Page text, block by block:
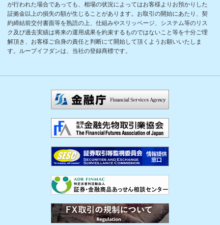
が行われた場合であっても、相場の状況によってはお客様よりお預かりした
証拠金以上の損失の額が生じることがあります。お取引の開始にあたり、契
約締結前交付書面等を熟読の上、仕組みやスリッページ、システム等のリス
ク及び過去実績は将来の運用成果を約束するものではないこと等を十分ご理
解頂き、お客様ご自身の責任と判断にて開始して頂くようお願いいたしま
す。ループイフダンは、当社の登録商標です。